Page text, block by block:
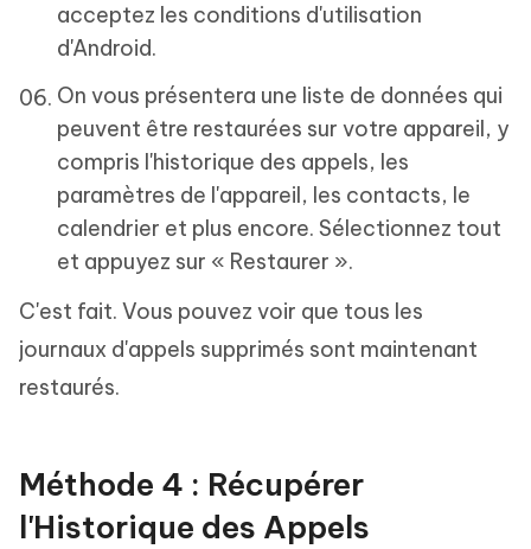
acceptez les conditions d'utilisation
d'Android.
On vous présentera une liste de données qui
peuvent être restaurées sur votre appareil, y
compris l'historique des appels, les
paramètres de l'appareil, les contacts, le
calendrier et plus encore. Sélectionnez tout
et appuyez sur « Restaurer ».
C'est fait. Vous pouvez voir que tous les
journaux d'appels supprimés sont maintenant
restaurés.
Méthode 4 : Récupérer
l'Historique des Appels